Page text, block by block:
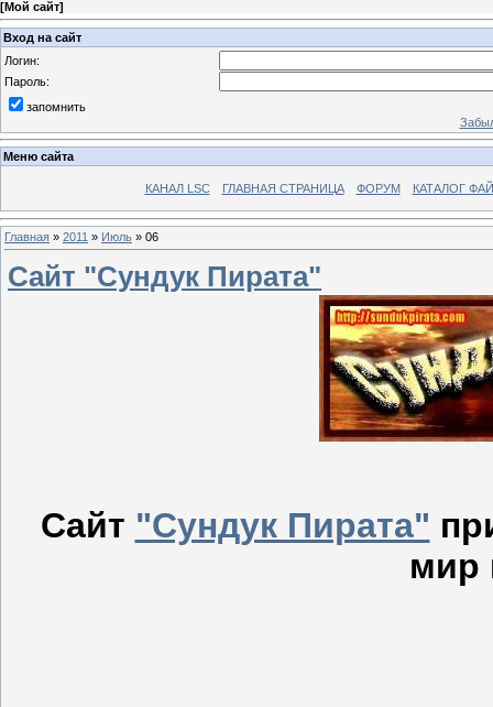
[Мой сайт]
Вход на сайт
Логин:
Пароль:
запомнить
Меню сайта
КАНАЛ LSC ГЛАВНАЯ СТРАНИЦА ФОРУМ КАТАЛОГ
Главная » 2011 » Июль » 06
Сайт "Сундук Пирата"
Сайт "Сундук Пирата"
мир